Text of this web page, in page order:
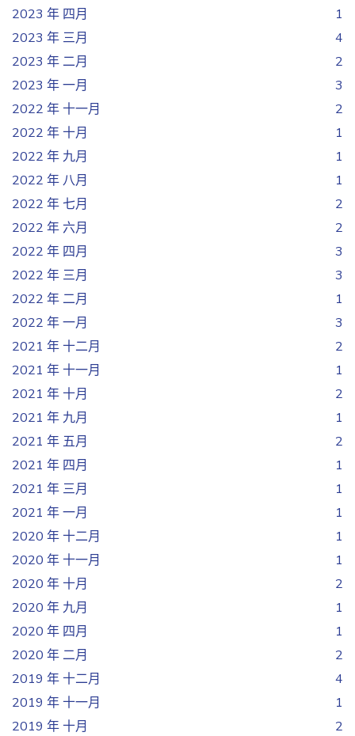
2023 年 四月
1
2023 年 三月
4
2023 年 二月
2
2023 年 一月
3
2022 年 十一月
2
2022 年 十月
1
2022 年 九月
1
2022 年 八月
1
2022 年 七月
2
2022 年 六月
2
2022 年 四月
3
2022 年 三月
3
2022 年 二月
1
2022 年 一月
3
2021 年 十二月
2
2021 年 十一月
1
2021 年 十月
2
2021 年 九月
1
2021 年 五月
2
2021 年 四月
1
2021 年 三月
1
2021 年 一月
1
2020 年 十二月
1
2020 年 十一月
1
2020 年 十月
2
2020 年 九月
1
2020 年 四月
1
2020 年 二月
2
2019 年 十二月
4
2019 年 十一月
1
2019 年 十月
2